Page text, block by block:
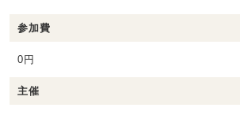
参加費
0円
主催